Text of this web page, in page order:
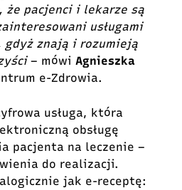
że pacjenci i lekarze są
usługami
gdyż znają i rozumieją
– mówi Agnieszka
e-Zdrowia.
usługa, która
obsługę
pacjenta na leczenie –
do realizacji.
jak e-receptę: